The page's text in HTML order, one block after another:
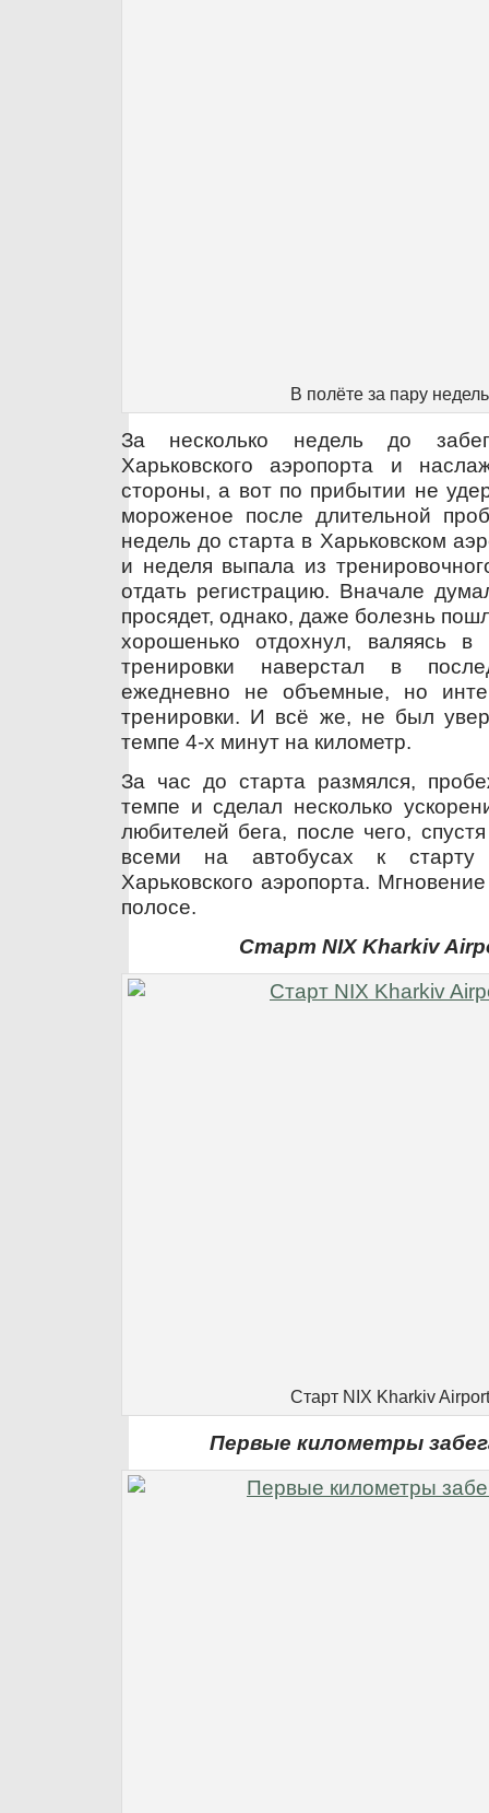
В полёте за пару
За несколько недель до
Харьковского аэропорта и
стороны, а вот по прибытии не
мороженое после длительной
недель до старта в Харьковском
и неделя выпала из
отдать регистрацию. Вначале
просядет, однако, даже болезнь
хорошенько отдохнул, валяясь
тренировки наверстал в
ежедневно не объемные, но
тренировки. И всё же, не был
темпе 4-х минут на километр.
За час до старта размялся,
темпе и сделал несколько
любителей бега, после чего,
всеми на автобусах к
Харьковского аэропорта.
полосе.
Старт NIX Kharkiv
Старт NIX Kharkiv
Первые километры